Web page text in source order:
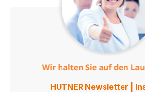
HUTNER Newsletter |